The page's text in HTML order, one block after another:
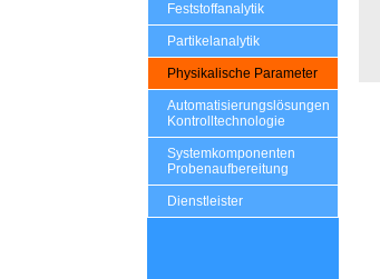
Feststoffanalytik
Partikelanalytik
Physikalische Parameter
Automatisierungslösungen
Kontrolltechnologie
Systemkomponenten
Probenaufbereitung
Dienstleister